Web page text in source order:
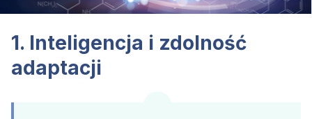
1. Inteligencja i zdolność
adaptacji